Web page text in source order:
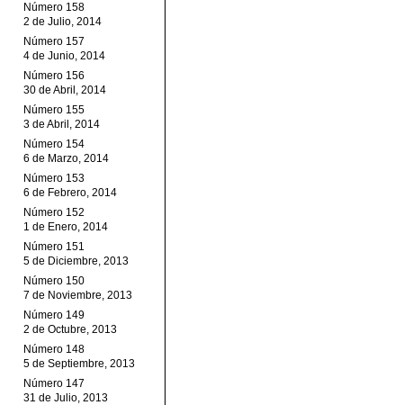
Número 158
2 de Julio, 2014
Número 157
4 de Junio, 2014
Número 156
30 de Abril, 2014
Número 155
3 de Abril, 2014
Número 154
6 de Marzo, 2014
Número 153
6 de Febrero, 2014
Número 152
1 de Enero, 2014
Número 151
5 de Diciembre, 2013
Número 150
7 de Noviembre, 2013
Número 149
2 de Octubre, 2013
Número 148
5 de Septiembre, 2013
Número 147
31 de Julio, 2013